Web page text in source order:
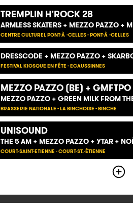
TREMPLIN H'ROCK 28
ARMLESS SKATERS + MEZZO PAZZO +
CENTRE CULTUREL PONT-À -CELLES - PONT-À -CELLES
DRESSCODE + MEZZO PAZZO +
FESTIVAL KIOSQUE EN FÊTE - ECAUSSINNES
MEZZO PAZZO (BE) +
MEZZO PAZZO + GREEN MILK FROM
BRASSERIE NATIONALE - LA BINCHOISE - BINCHE
UNISOUND
THE 5 AM + MEZZO PAZZO + YTAR +
COURT-SAINT-ETIENNE - COURT-ST.-ÉTIENNE